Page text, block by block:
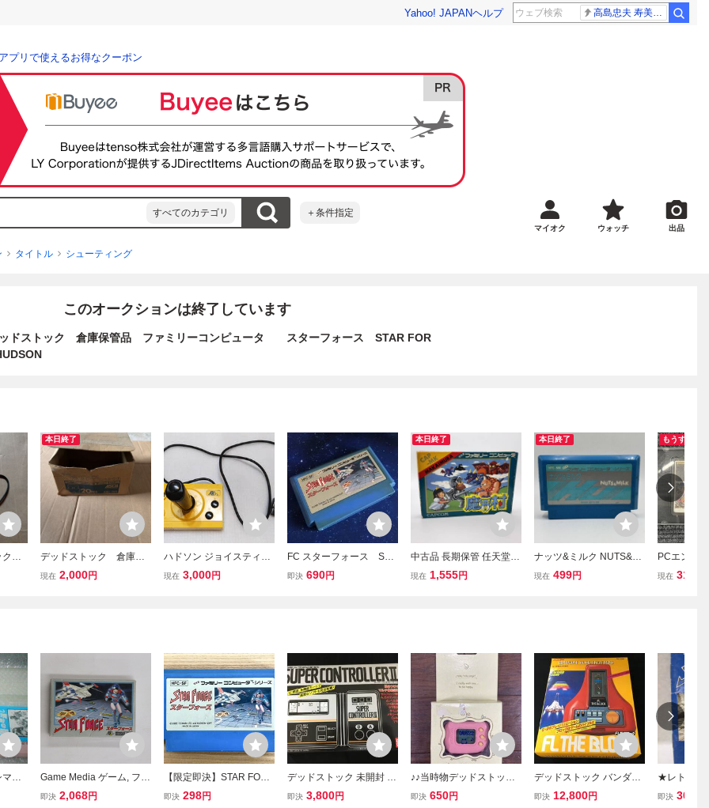
Yahoo! JAPANヘルプ 高島忠夫 寿美花代さん死去
プリで使えるお得なクーポン
すべてのカテゴリ ＋条件指定
マイオク ウォッチ 出品
タイトル シューティング
このオークションは終了しています
ドストック 倉庫保管品 ファミリーコンピュータ スターフォース STAR FOR
ク
本日終了
デッドストック 倉庫保
管品 レトロ 当時物
現在 2,000円
ハドソン ジョイスティッ
ク ファミリーコンピュー
現在 3,000円
FC スターフォース STA
R FORCE カセットの
即決 690円
本日終了
中古品 長期保管 任天堂
ファミリー コンピュータ
現在 1,555円
本日終了
ナッツ&ミルク NUTS&MI
LK HUDSON SOFT 1984
現在 499円
もうすぐ終了
PCエンジ
ーパー桃鉄
現在 311
伝
Game Media ゲーム, ファ
ミリーコンピュータ スタ
即決 2,068円
【限定即決】STAR FORC
E スターフォース HUDS
即決 298円
デッドストック 未開封 バ
ンダイ ファミリーコンピ
即決 3,800円
♪♪当時物デッドストック
HUDSON ハドソン 育成
即決 650円
デッドストック バンダイ
FL ザ・ブロック LCD LSI
即決 12,800円
★レトロ
「[送料430
即決 300